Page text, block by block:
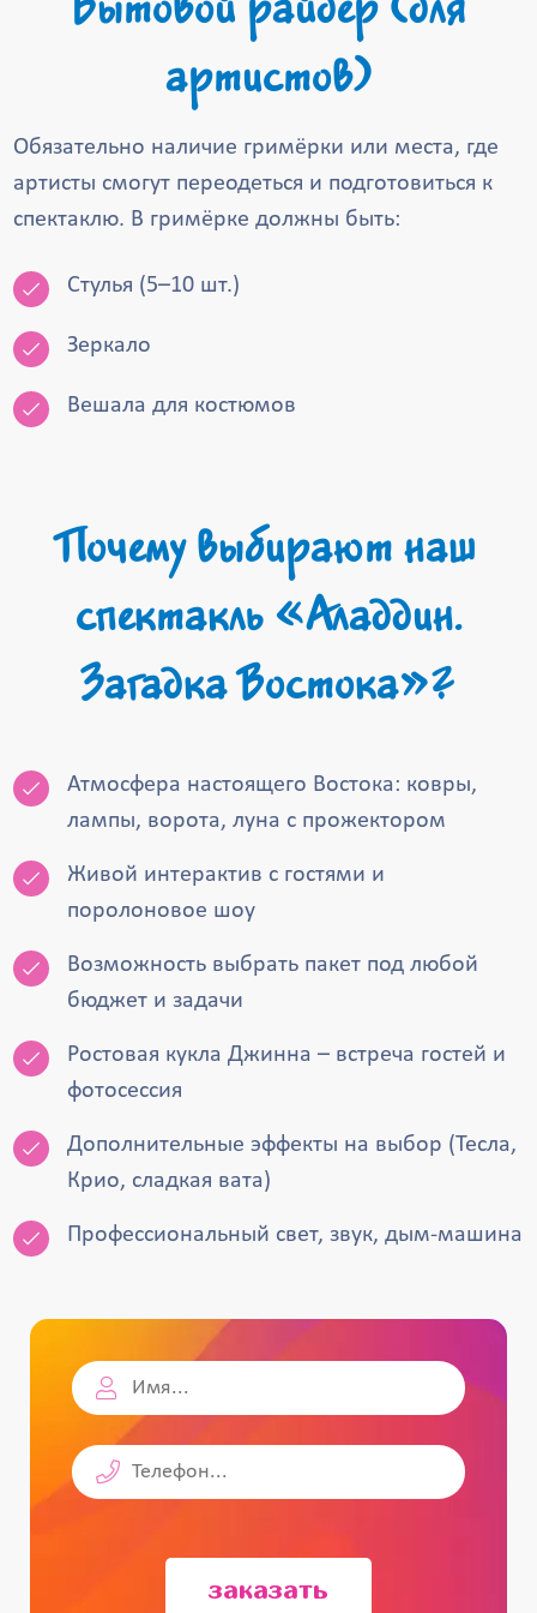
артистов)
Обязательно наличие гримёрки или места, где
артисты смогут переодеться и подготовиться к
спектаклю. В гримёрке должны быть:
Стулья (5–10 шт.)
Зеркало
Вешала для костюмов
Почему выбирают наш
спектакль «Аладдин.
Загадка Востока»?
Атмосфера настоящего Востока: ковры,
лампы, ворота, луна с прожектором
Живой интерактив с гостями и
поролоновое шоу
Возможность выбрать пакет под любой
бюджет и задачи
Ростовая кукла Джинна – встреча гостей и
фотосессия
Дополнительные эффекты на выбор (Тесла,
Крио, сладкая вата)
Профессиональный свет, звук, дым-машина
заказать